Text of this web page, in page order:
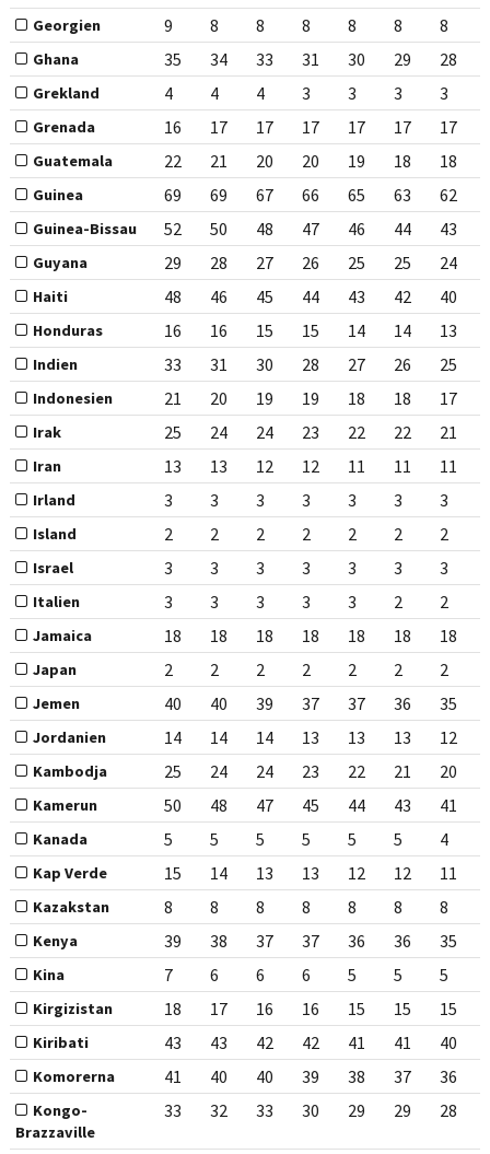
Georgien 9 8 8 8 8 8 8
Ghana 35 34 33 31 30 29 28
Grekland 4 4 4 3 3 3 3
Grenada 16 17 17 17 17 17 17
Guatemala 22 21 20 20 19 18 18
Guinea 69 69 67 66 65 63 62
Guinea-Bissau 52 50 48 47 46 44 43
Guyana 29 28 27 26 25 25 24
Haiti 48 46 45 44 43 42 40
Honduras 16 16 15 15 14 14 13
Indien 33 31 30 28 27 26 25
Indonesien 21 20 19 19 18 18 17
Irak 25 24 24 23 22 22 21
Iran 13 13 12 12 11 11 11
Irland 3 3 3 3 3 3 3
Island 2 2 2 2 2 2 2
Israel 3 3 3 3 3 3 3
Italien 3 3 3 3 3 2 2
Jamaica 18 18 18 18 18 18 18
Japan 2 2 2 2 2 2 2
Jemen 40 40 39 37 37 36 35
Jordanien 14 14 14 13 13 13 12
Kambodja 25 24 24 23 22 21 20
Kamerun 50 48 47 45 44 43 41
Kanada 5 5 5 5 5 5 4
Kap Verde 15 14 13 13 12 12 11
Kazakstan 8 8 8 8 8 8 8
Kenya 39 38 37 37 36 36 35
Kina 7 6 6 6 5 5 5
Kirgizistan 18 17 16 16 15 15 15
Kiribati 43 43 42 42 41 41 40
Komorerna 41 40 40 39 38 37 36
Kongo-
Brazzaville
33 32 33 30 29 29 28